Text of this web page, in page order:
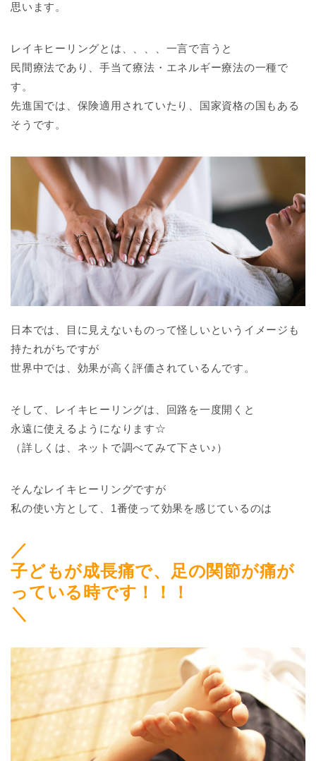
思います。
レイキヒーリングとは、、、、一言で言うと
民間療法であり、手当て療法・エネルギー療法の一種で
す。
先進国では、保険適用されていたり、国家資格の国もある
そうです。
日本では、目に見えないものって怪しいというイメージも
持たれがちですが
世界中では、効果が高く評価されているんです。
そして、レイキヒーリングは、回路を一度開くと
永遠に使えるようになります☆
（詳しくは、ネットで調べてみて下さい♪）
そんなレイキヒーリングですが
私の使い方として、1番使って効果を感じているのは
／
子どもが成長痛で、足の関節が痛が
っている時です！！！
＼